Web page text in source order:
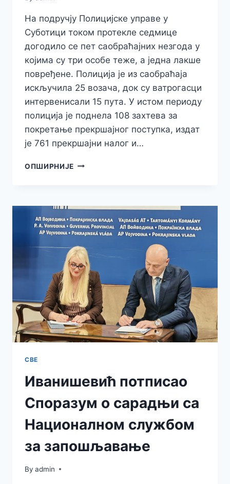
На подручју Полицијске управе у
Суботици током протекле седмице
догодило се пет саобраћајних незгода у
којима су три особе теже, а једна лакше
повређене. Полиција је из саобраћаја
искључила 25 возача, док су ватрогасци
интервенисали 15 пута. У истом периоду
полиција је поднела 108 захтева за
покретање прекршајног поступка, издат
је 761 прекршајни налог и…
ОПШИРНИЈЕ ПЕТ
СВЕ
Иванишевић потписао
Споразум о сарадњи са
Националном службом
за запошљавање
By admin